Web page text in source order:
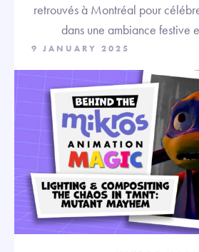
retrouvés à Montréal pour
dans une ambiance festive
9 JANUARY 2025